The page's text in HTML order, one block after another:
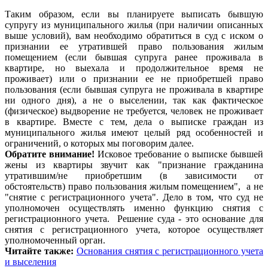
Таким образом, если вы планируете выписать бывшую
супругу из муниципального жилья (при наличии описанных
выше условий), вам необходимо обратиться в суд с иском о
признании ее утратившей право пользования жилым
помещением (если бывшая супруга ранее проживала в
квартире, но выехала и продолжительное время не
проживает) или о признании ее не приобретшей право
пользования (если бывшая супруга не проживала в квартире
ни одного дня), а не о выселении, так как фактическое
(физическое) выдворение не требуется, человек не проживает
в квартире. Вместе с тем, дела о выписке граждан из
муниципального жилья имеют целый ряд особенностей и
ограничений, о которых мы поговорим далее.
Обратите внимание! Исковое требование о выписке бывшей
жены из квартиры звучит как "признание гражданина
утратившим/не приобретшим (в зависимости от
обстоятельств) право пользования жилым помещением", а не
"снятие с регистрационного учета". Дело в том, что суд не
уполномочен осуществлять именно функцию снятия с
регистрационного учета. Решение суда - это основание для
снятия с регистрационного учета, которое осуществляет
уполномоченный орган.
Читайте также: Основания снятия с регистрационного учета
и выселения